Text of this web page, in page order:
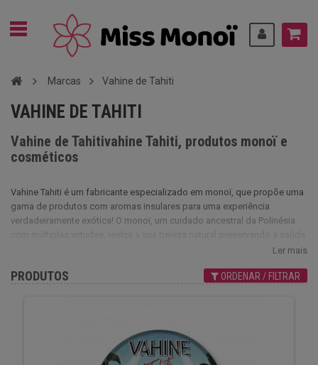
Marcas Vahine de Tahiti
VAHINE DE TAHITI
Vahine de Tahitivahine Tahiti, produtos monoï e
cosméticos
Vahine Tahiti é um fabricante especializado em monoï, que propõe uma
gama de produtos com aromas insulares para uma experiência
verdadeiramente exótica! O monoï, um cuidado ancestral da Polinésia
dos seus cabelos e do seu corpo. Resultado da maceração do extrato
coco, é utilizado pelas mulheres do Taiti desde tempos imemoriais.
Ler mais
PRODUTOS ORDENAR / FILTRAR